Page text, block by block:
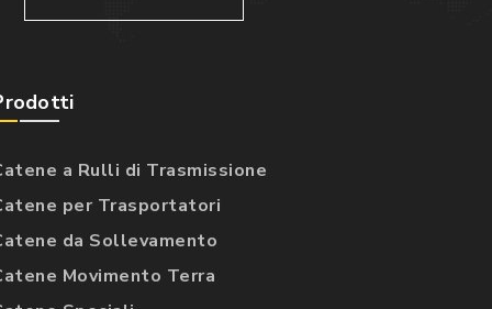
a Rulli di Trasmissione
per Trasportatori
da Sollevamento
Movimento Terra